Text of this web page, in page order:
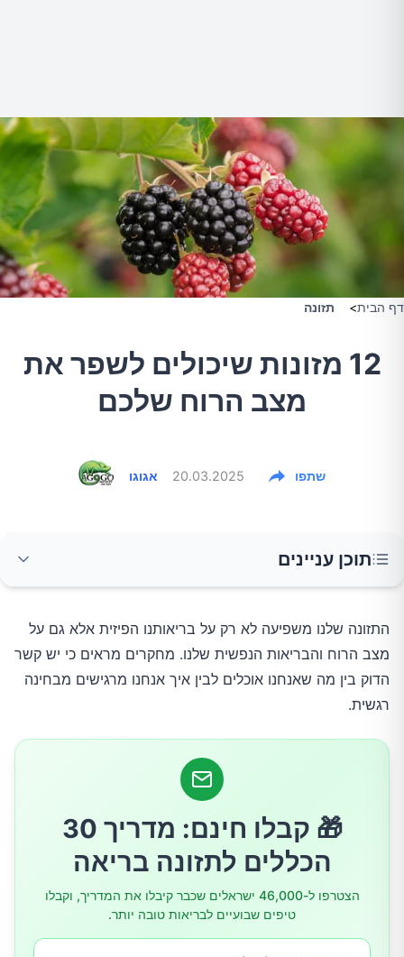
דף הבית> תזונה
12 מזונות שיכולים לשפר את
מצב הרוח שלכם
אגוגו 20.03.2025 שתפו
תוכן עניינים
דגים עשירים באומגה 3
פירות וירקות עשירים בנוגדי חמצון
קטניות
מוצרי חלב מותססים
דגנים מלאים
התזונה שלנו משפיעה לא רק על בריאותנו הפיזית אלא גם על
מצב הרוח והבריאות הנפשית שלנו. מחקרים מראים כי יש קשר
הדוק בין מה שאנחנו אוכלים לבין איך אנחנו מרגישים מבחינה
רגשית.
🎁 קבלו חינם: מדריך 30
הכללים לתזונה בריאה
הצטרפו ל-46,000 ישראלים שכבר קיבלו את המדריך, וקבלו
טיפים שבועיים לבריאות טובה יותר.